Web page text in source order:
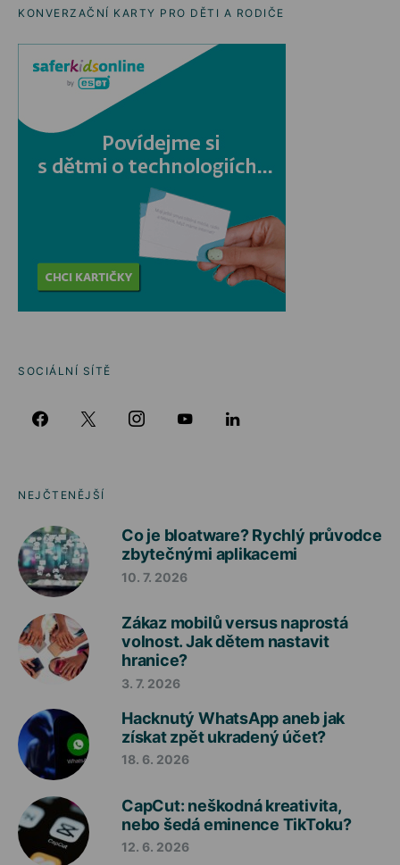
KONVERZAČNÍ KARTY PRO DĚTI A RODIČE
SOCIÁLNÍ SÍTĚ
NEJČTENĚJŠÍ
Co je bloatware? Rychlý průvodce
zbytečnými aplikacemi
10. 7. 2026
Zákaz mobilů versus naprostá
volnost. Jak dětem nastavit
hranice?
3. 7. 2026
Hacknutý WhatsApp aneb jak
získat zpět ukradený účet?
18. 6. 2026
CapCut: neškodná kreativita,
nebo šedá eminence TikToku?
12. 6. 2026